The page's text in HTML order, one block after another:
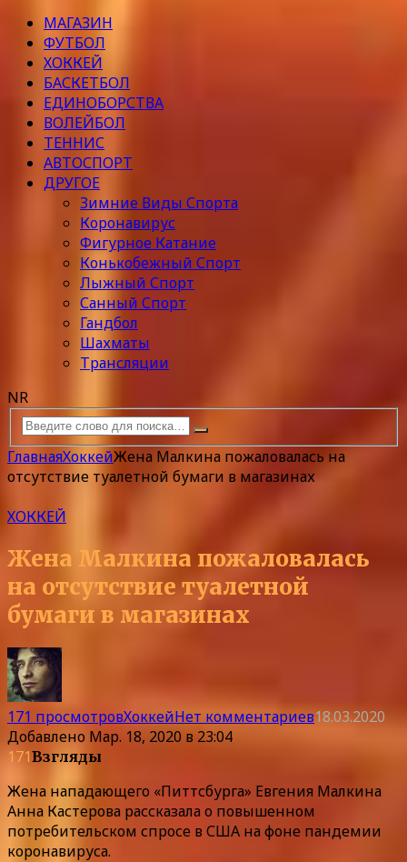
МАГАЗИН
ФУТБОЛ
ХОККЕЙ
БАСКЕТБОЛ
ЕДИНОБОРСТВА
ВОЛЕЙБОЛ
ТЕННИС
АВТОСПОРТ
ДРУГОЕ
Зимние Виды Спорта
Коронавирус
Фигурное Катание
Конькобежный Спорт
Лыжный Спорт
Санный Спорт
Гандбол
Шахматы
Трансляции
NR
ГлавнаяХоккейЖена Малкина пожаловалась на
отсутствие туалетной бумаги в магазинах
ХОККЕЙ
Жена Малкина пожаловалась
на отсутствие туалетной
бумаги в магазинах
171 просмотровХоккейНет комментариев18.03.2020
Добавлено Мар. 18, 2020 в 23:04
171Взгляды
Жена нападающего «Питтсбурга» Евгения Малкина
Анна Кастерова рассказала о повышенном
потребительском спросе в США на фоне пандемии
коронавируса.